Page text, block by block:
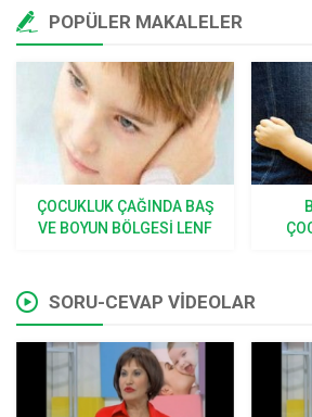
POPÜLER MAKALELER
BEBEKLERDE VE
ÇOCUKLARDA KORKU
SORU-CEVAP VİDEOLAR